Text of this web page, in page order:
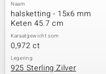
Naam
halsketting - 15x6 mm
Keten 45.7 cm
Karaatgewicht som
0,972 ct
Legering
925 Sterling Zilver